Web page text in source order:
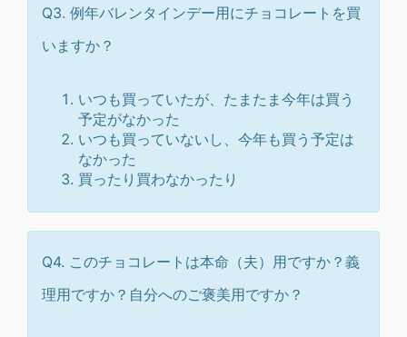
Q3. 例年バレンタインデー用にチョコレートを買
いますか？
いつも買っていたが、たまたま今年は買う
予定がなかった
いつも買っていないし、今年も買う予定は
なかった
買ったり買わなかったり
Q4. このチョコレートは本命（夫）用ですか？義
理用ですか？自分へのご褒美用ですか？